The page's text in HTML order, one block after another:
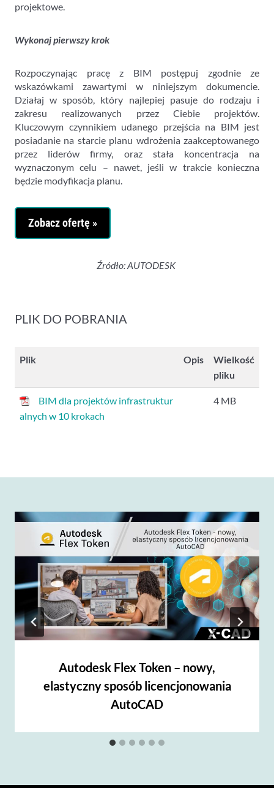
projektowe.
Wykonaj pierwszy krok
Rozpoczynając pracę z BIM postępuj zgodnie ze
wskazówkami zawartymi w niniejszym dokumencie.
Działaj w sposób, który najlepiej pasuje do rodzaju i
zakresu realizowanych przez Ciebie projektów.
Kluczowym czynnikiem udanego przejścia na BIM jest
posiadanie na starcie planu wdrożenia zaakceptowanego
przez liderów firmy, oraz stała koncentracja na
wyznaczonym celu – nawet, jeśli w trakcie konieczna
będzie modyfikacja planu.
Zobacz ofertę »
Źródło: AUTODESK
PLIK DO POBRANIA
Plik Opis
Wielkość
pliku
BIM dla projektów infrastruktur
alnych w 10 krokach
4 MB
Autodesk Flex Token – nowy,
elastyczny sposób licencjonowania
AutoCAD